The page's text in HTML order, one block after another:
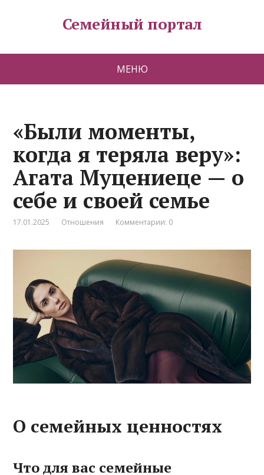
Семейный портал
МЕНЮ
«Были моменты,
когда я теряла веру»:
Агата Муцениеце — о
себе и своей семье
17.01.2025 Отношения Комментарии: 0
О семейных ценностях
Что для вас семейные